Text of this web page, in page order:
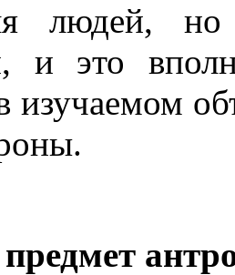
людей,
и это
изучаемом